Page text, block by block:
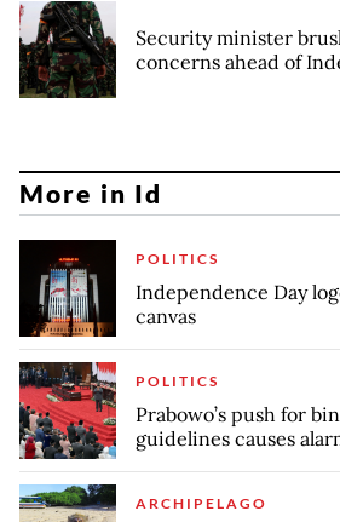
Security minister
concerns ahead of
More in Id
POLITICS
Independence Day
canvas
POLITICS
Prabowo’s push for
guidelines causes
ARCHIPELAGO